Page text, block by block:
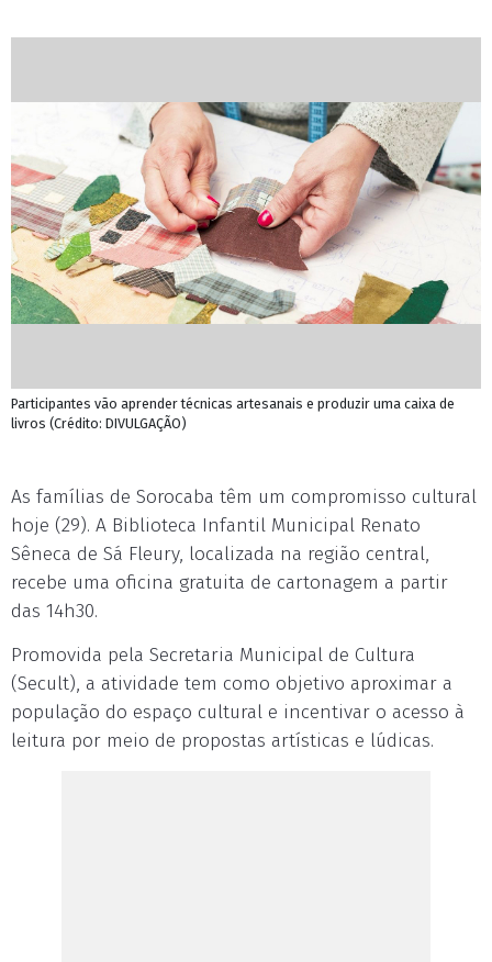
Participantes vão aprender técnicas artesanais e produzir uma caixa de
livros (Crédito: DIVULGAÇÃO)
As famílias de Sorocaba têm um compromisso cultural
hoje (29). A Biblioteca Infantil Municipal Renato
Sêneca de Sá Fleury, localizada na região central,
recebe uma oficina gratuita de cartonagem a partir
das 14h30.
Promovida pela Secretaria Municipal de Cultura
(Secult), a atividade tem como objetivo aproximar a
população do espaço cultural e incentivar o acesso à
leitura por meio de propostas artísticas e lúdicas.